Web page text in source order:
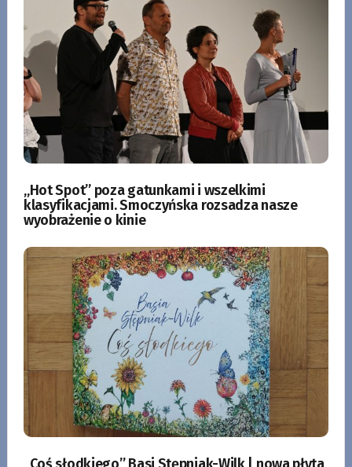
„Hot Spot” poza gatunkami i wszelkimi
klasyfikacjami. Smoczyńska rozsadza nasze
wyobrażenie o kinie